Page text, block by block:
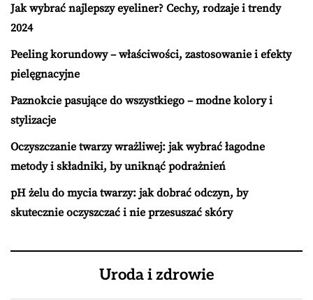
Jak wybrać najlepszy eyeliner? Cechy, rodzaje i trendy
2024
Peeling korundowy – właściwości, zastosowanie i efekty
pielęgnacyjne
Paznokcie pasujące do wszystkiego – modne kolory i
stylizacje
Oczyszczanie twarzy wrażliwej: jak wybrać łagodne
metody i składniki, by uniknąć podrażnień
pH żelu do mycia twarzy: jak dobrać odczyn, by
skutecznie oczyszczać i nie przesuszać skóry
Uroda i zdrowie